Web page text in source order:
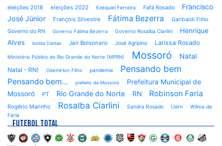
eleições 2018 eleições 2022 Ezequiel Ferreira Fafá Rosado
Francisco
José Júnior
François Silvestre Fátima Bezerra
Garibaldi Filho
Governo do RN
Governo Fátima Bezerra Governo Rosalba Ciarlini
Henrique
Alves
Isolda Dantas Jair Bolsonaro José Agripino Larissa Rosado
Ministério Público do Rio Grande do Norte (MPRN) Mossoró Natal
Natal - RN) Odemirton Filho pandemia Pensando bem
Pensando bem... prefeito de Mossoró
Prefeitura Municipal de
Mossoró
PT Rio Grande do Norte RN Robinson Faria
Rogério Marinho Rosalba Ciarlini Sandra Rosado Uern
Wilma de
Faria
FUTEBOL TOTAL